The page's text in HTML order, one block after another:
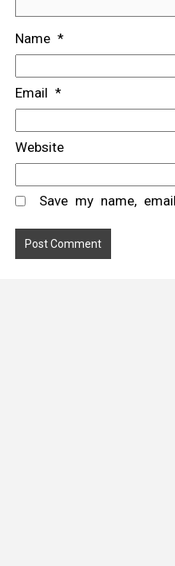
Name *
Email *
Website
Save my name,